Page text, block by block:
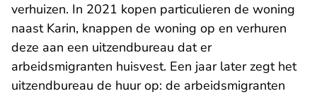
verhuizen. In 2021 kopen particulieren de woning
naast Karin, knappen de woning op en verhuren
deze aan een uitzendbureau dat er
arbeidsmigranten huisvest. Een jaar later zegt het
uitzendbureau de huur op: de arbeidsmigranten